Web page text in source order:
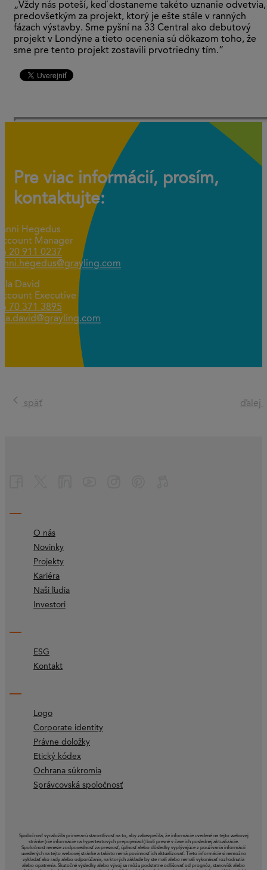
„Vždy nás poteší, keď dostaneme takéto uznanie odvetvia,
predovšetkým za projekt, ktorý je ešte stále v ranných
fázach výstavby. Sme pyšní na 33 Central ako debutový
projekt v Londýne a tieto ocenenia sú dôkazom toho, že
sme pre tento projekt zostavili prvotriedny tím.”
Pre viac informácií, prosím,
kontaktujte:
Hegedus
Manager
20 911 0237
David
Executive
70 371 3895
späť ďalej
O nás
Novinky
Projekty
Kariéra
Naši ľudia
Investori
ESG
Kontakt
Logo
Corporate identity
Právne doložky
Etický kódex
Ochrana súkromia
Správcovská spoločnosť
Spoločnosť vynaložila primeranú starostlivosť na to, aby zabezpečila, že informácie uvedené na tejto webovej
stránke (nie informácie na hypertextových prepojeniach) boli presné v čase ich poslednej aktualizácie.
Spoločnosť nenesie zodpovednosť za presnosť, úplnosť alebo dôsledky vyplývajúce z používania informácií
uvedených na tejto webovej stránke a takisto nemá povinnosť ich aktualizovať. Tieto informácie si nemožno
vykladať ako rady alebo odporúčania, na ktorých základe by ste mali alebo nemali vykonávať rozhodnutia
alebo opatrenia. Skutočné výsledky alebo vývoj sa môžu podstatne odlišovať od prognóz, stanovísk alebo